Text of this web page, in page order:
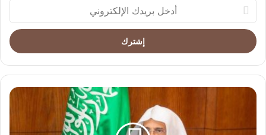
بريدك
الإلكتروني
وزارة
تقيم